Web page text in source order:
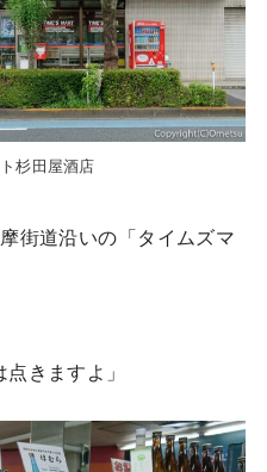
杉田屋酒店
街道沿いの「タイムズマ
きますよ」